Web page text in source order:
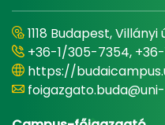
1118 Budapest,
+36-1/305-7354,
https://